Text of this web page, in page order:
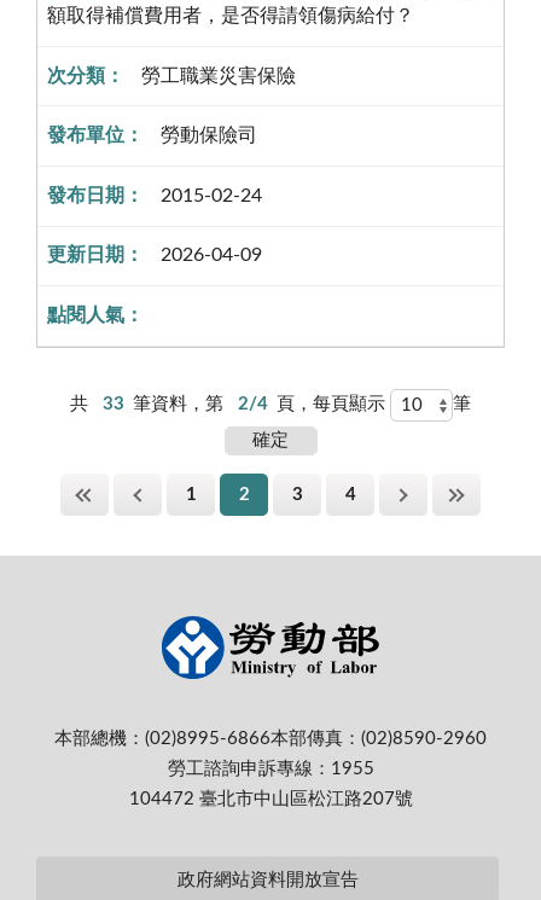
額取得補償費用者，是否得請領傷病給付？
勞工職業災害保險
勞動保險司
2015-02-24
2026-04-09
共 33 筆資料，第 2/4 頁，每頁顯示 筆
1 2 3 4
本部總機：(02)8995-6866本部傳真：(02)8590-2960
勞工諮詢申訴專線：1955
104472 臺北市中山區松江路207號
政府網站資料開放宣告